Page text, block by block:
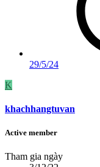
29/5/24
K
khachhangtuvan
Active member
Tham gia ngày